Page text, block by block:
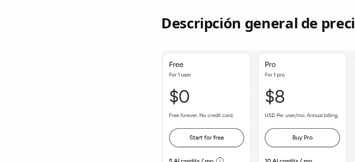
Descripción general de